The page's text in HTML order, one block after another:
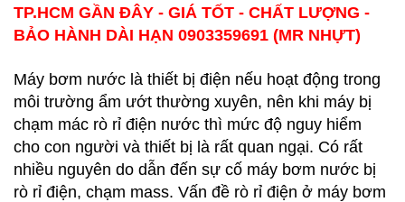
TP.HCM GẦN ĐÂY - GIÁ TỐT - CHẤT LƯỢNG -
BẢO HÀNH DÀI HẠN 0903359691 (MR NHỰT)
Máy bơm nước là thiết bị điện nếu hoạt động trong
môi trường ẩm ướt thường xuyên, nên khi máy bị
chạm mác rò rỉ điện nước thì mức độ nguy hiểm
cho con người và thiết bị là rất quan ngại. Có rất
nhiều nguyên do dẫn đến sự cố máy bơm nước bị
rò rỉ điện, chạm mass. Vấn đề rò rỉ điện ở máy bơm